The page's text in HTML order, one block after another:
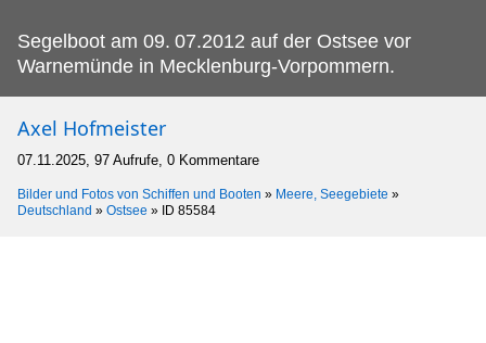
Segelboot am 09. 07.2012 auf der Ostsee vor
Warnemünde in Mecklenburg-Vorpommern.
Axel Hofmeister
07.11.2025, 97 Aufrufe, 0 Kommentare
Bilder und Fotos von Schiffen und Booten » Meere, Seegebiete »
Deutschland » Ostsee » ID 85584